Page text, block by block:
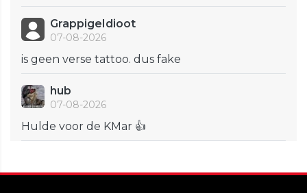
GrappigeIdioot
07-08-2026
is geen verse tattoo. dus fake
hub
07-08-2026
Hulde voor de KMar 👍